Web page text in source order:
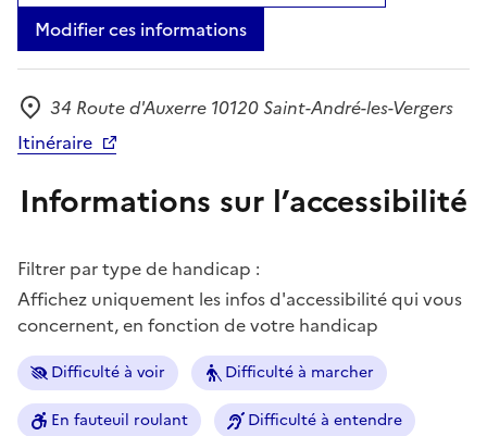
Modifier ces informations
Adresse
34 Route d'Auxerre 10120 Saint-André-les-Vergers
Itinéraire
Informations sur l’accessibilité
Filtrer par type de handicap :
Affichez uniquement les infos d'accessibilité qui vous
concernent, en fonction de votre handicap
Difficulté à voir Difficulté à marcher
En fauteuil roulant Difficulté à entendre